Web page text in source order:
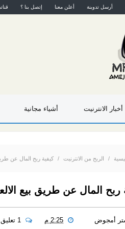
أرسل تدوينة أعلن معنا إتصل بنا ؟
أخبار الانترنيت أشياء مجانية
/ الربح من الانترنيت / كيفية ربح المال عن
ربح المال عن طريق بيع
أمجوض 2:25 م